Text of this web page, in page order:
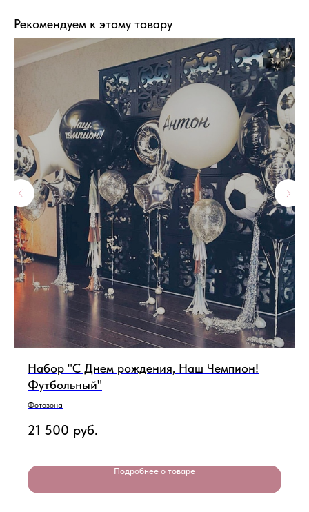
Рекомендуем к этому товару
Набор "С Днем рождения, Наш Чемпион!
Футбольный"
Фотозона
21 500 руб.
Подробнее о товаре